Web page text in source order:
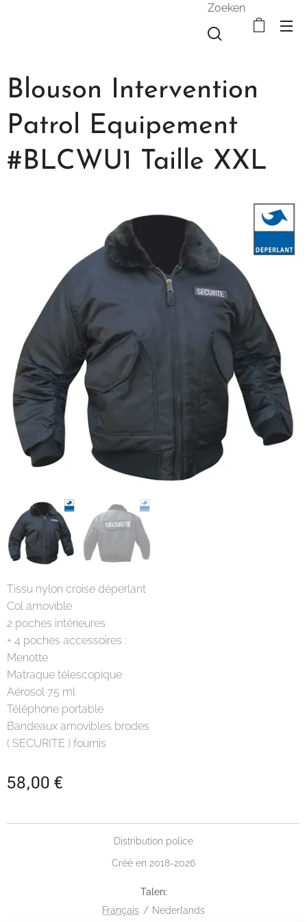
Zoeken
Blouson Intervention
Patrol Equipement
#BLCWU1 Taille XXL
Tissu nylon croise déperlant
Col amovible
2 poches intérieures
+ 4 poches accessoires :
Menotte
Matraque télescopique
Aérosol 75 ml
Téléphone portable
Bandeaux amovibles brodes
( SECURITE ) fournis
58,00 €
Distribution police
Créé en 2018-2026
Talen
Français
Nederlands